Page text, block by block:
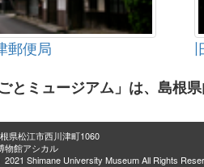
郵便局
とミュージアム」は、島根
県松江市西川津町1060
物館アシカル
2021 Shimane University Museum All Rights